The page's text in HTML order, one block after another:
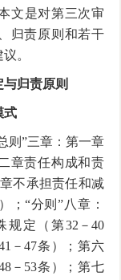
文是对第三次审
归责原则和若干
。
归责原则
式
则”三章：第一章
章责任构成和责
不承担责任和减
；“分则”八章：
定（第32－40
－47条）；第六
－53条）；第七